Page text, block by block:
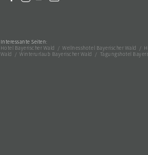
Interessante Seiten:
Hotel Bayerischer Wald
/ Wellnesshotel Bayerischer Wald /
Wald
/ Winterurlaub Bayerischer Wald / Tagungshotel